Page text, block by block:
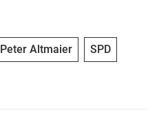
Peter Altmaier SPD